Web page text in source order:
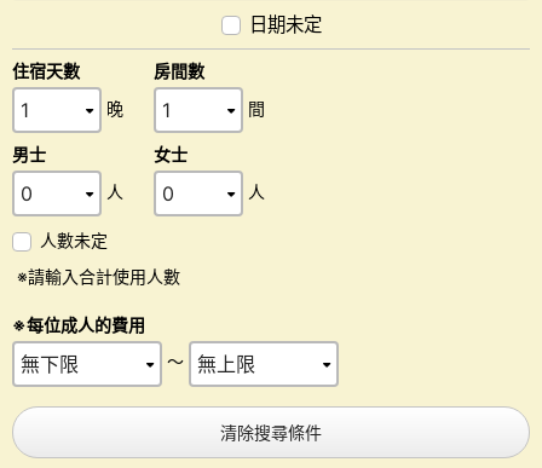
日期未定
住宿天數
晚
房間數
間
男士
人
女士
人
人數未定
※請輸入合計使用人數
※每位成人的費用
～
清除搜尋條件